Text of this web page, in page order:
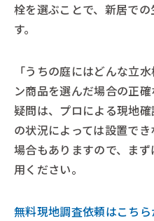
栓を選ぶことで、新居で
す。
「うちの庭にはどんな立
ン商品を選んだ場合の正
疑問は、プロによる現地
の状況によっては設置で
場合もありますので、ま
用ください。
無料現地調査依頼はこち